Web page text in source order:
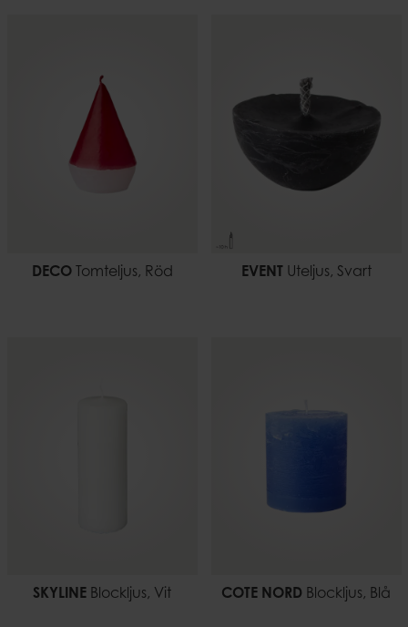
DECOTomteljus, Röd EVENT Uteljus, Svart
SKYLINE Blockljus, Vit COTE NORD Blockljus, Blå